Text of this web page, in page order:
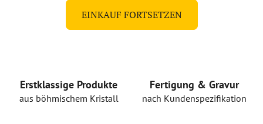
EINKAUF FORTSETZEN
Erstklassige Produkte
aus böhmischem Kristall
Fertigung & Gravur
nach Kundenspezifikation